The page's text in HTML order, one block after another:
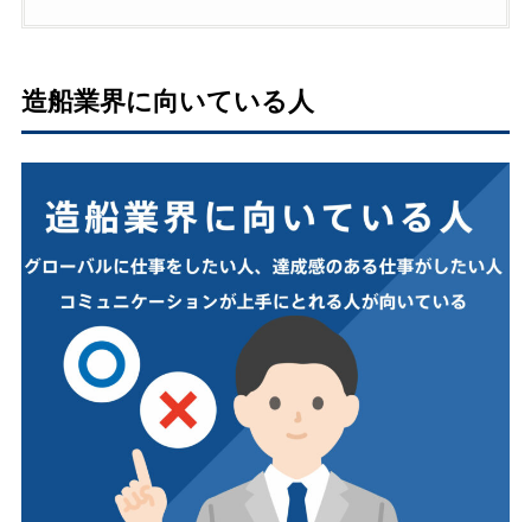
造船業界に向いている人